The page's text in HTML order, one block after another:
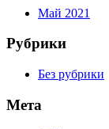
Май 2021
Рубрики
Без рубрики
Мета